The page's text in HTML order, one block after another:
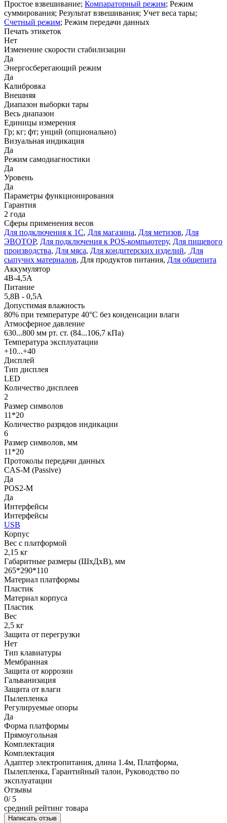
Простое взвешивание; Компараторный режим; Режим
суммирования; Результат взвешивания; Учет веса тары;
Счетный режим; Режим передачи данных
Печать этикеток
Нет
Изменение скорости стабилизации
Да
Энергосберегающий режим
Да
Калибровка
Внешняя
Диапазон выборки тары
Весь диапазон
Единицы измерения
Гр; кг; фт; унций (опционально)
Визуальная индикация
Да
Режим самодиагностики
Да
Уровень
Да
Параметры функционирования
Гарантия
2 года
Сферы применения весов
Для подключения к 1С, Для магазина, Для метизов, Для
ЭВОТОР, Для подключения к POS-компьютеру, Для пищевого
производства, Для мяса, Для кондитерских изделий, Для
сыпучих материалов, Для продуктов питания, Для общепита
Аккумулятор
4В-4,5А
Питание
5,8В - 0,5А
Допустимая влажность
80% при температуре 40°С без конденсации влаги
Атмосферное давление
630...800 мм рт. ст. (84...106,7 кПа)
Температура эксплуатации
+10...+40
Дисплей
Тип дисплея
LED
Количество дисплеев
2
Размер символов
11*20
Количество разрядов индикации
6
Размер символов, мм
11*20
Протоколы передачи данных
СAS-M (Passive)
Да
POS2-M
Да
Интерфейсы
Интерфейсы
USB
Корпус
Вес с платформой
2,15 кг
Габаритные размеры (ШхДхВ), мм
265*290*110
Материал платформы
Пластик
Материал корпуса
Пластик
Вес
2,5 кг
Защита от перегрузки
Нет
Тип клавиатуры
Мембранная
Защита от коррозии
Гальванизация
Защита от влаги
Пылепленка
Регулируемые опоры
Да
Форма платформы
Прямоугольная
Комплектация
Комплектация
Адаптер электропитания, длина 1.4м, Платформа,
Пылепленка, Гарантийный талон, Руководство по
эксплуатации
Отзывы
0/ 5
средний рейтинг товара
Написать отзыв